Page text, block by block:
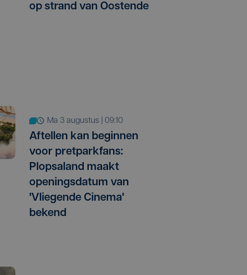
op strand van Oostende
ma 3 augustus | 09:10
Aftellen kan beginnen
voor pretparkfans:
Plopsaland maakt
openingsdatum van
'Vliegende Cinema'
bekend